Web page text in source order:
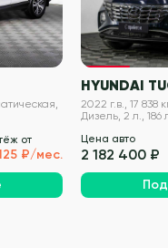
от
₽/мес.
HYUNDAI
2022 г.в., 17 838
Дизель, 2 л., 186
Цена авто
2 182 400 ₽